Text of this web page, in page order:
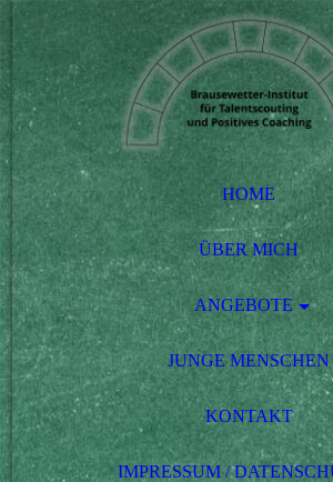
HOME
ÜBER MICH
ANGEBOTE
JUNGE MENSCHEN
KONTAKT
IMPRESSUM /